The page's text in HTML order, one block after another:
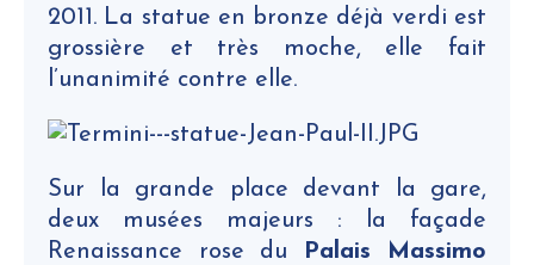
2011. La statue en bronze déjà verdi est
grossière et très moche, elle fait
l’unanimité contre elle.
Sur la grande place devant la gare,
deux musées majeurs : la façade
Renaissance rose du
Palais Massimo